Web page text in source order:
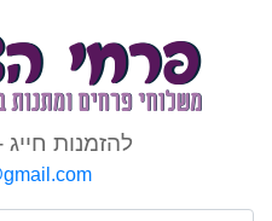
להזמנות חייג -04-